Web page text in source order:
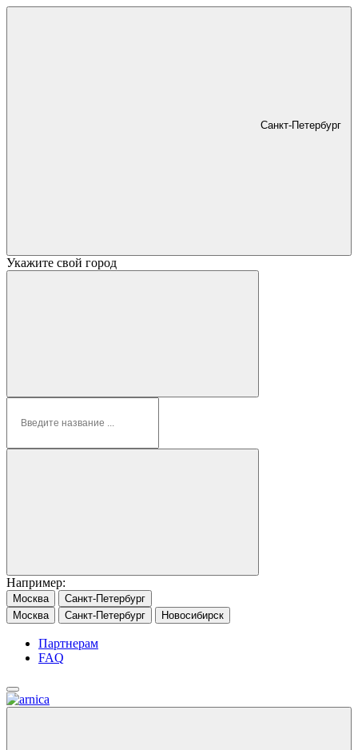
Санкт-Петербург
Укажите свой город
Например:
Москва
Санкт-Петербург
Москва
Санкт-Петербург Новосибирск
Партнерам
FAQ